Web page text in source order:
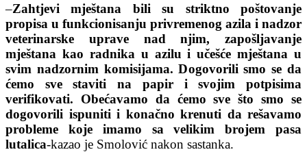
–Zahtjevi mještana bili su striktno poštovanje
propisa u funkcionisanju privremenog azila i nadzor
veterinarske uprave nad njim, zapošljavanje
mještana kao radnika u azilu i učešće mještana u
svim nadzornim komisijama. Dogovorili smo se da
ćemo sve staviti na papir i svojim potpisima
verifikovati. Obećavamo da ćemo sve što smo se
dogovorili ispuniti i konačno krenuti da rešavamo
probleme koje imamo sa velikim brojem pasa
lutalica-kazao je Smolović nakon sastanka.